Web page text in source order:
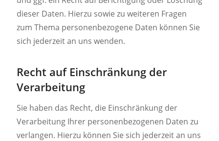
dieser Daten. Hierzu sowie zu weiteren Fragen
zum Thema personenbezogene Daten können Sie
sich jederzeit an uns wenden.
Recht auf Einschränkung der
Verarbeitung
Sie haben das Recht, die Einschränkung der
Verarbeitung Ihrer personenbezogenen Daten zu
verlangen. Hierzu können Sie sich jederzeit an uns